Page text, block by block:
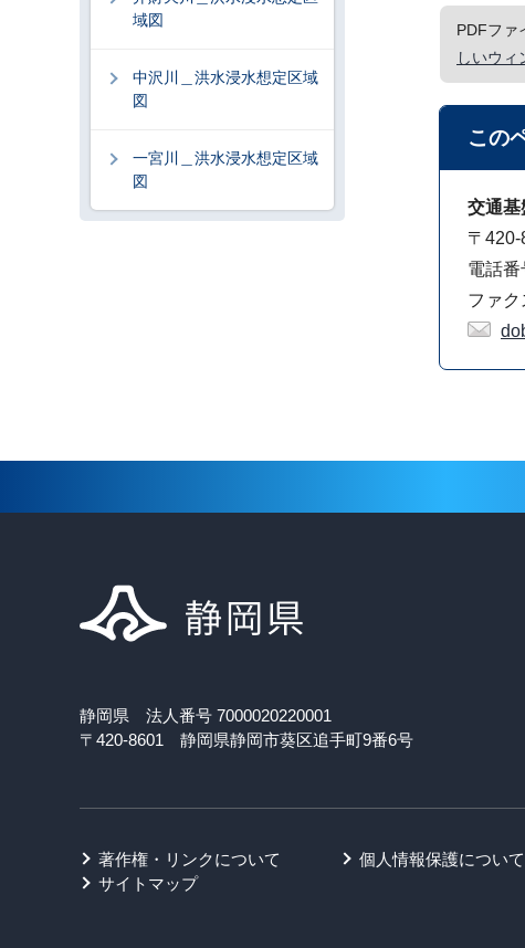
PDFファ
しいウィ
この
交通基
〒
電話
ファ
域図
中沢川＿洪水浸水想定区域
図
一宮川＿洪水浸水想定区域
図
静岡県 法人番号 7000020220001
〒420-8601 静岡県静岡市葵区追手町9番6号
著作権・リンクについて 個人情報保護について
サイトマップ